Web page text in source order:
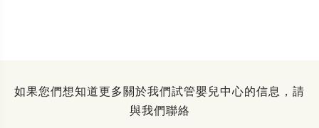
如果您們想知道更多關於我們試管嬰兒中心的信息，請
與我們聯絡